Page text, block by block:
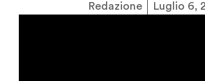
Redazione Luglio 6,